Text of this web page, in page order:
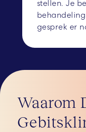
stellen. Je
gesprek er
Waarom